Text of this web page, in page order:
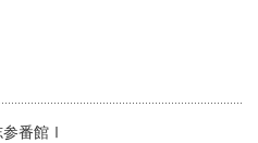
参番館Ⅰ